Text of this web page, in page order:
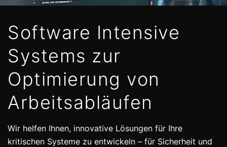
Software Intensive
Systems zur
Optimierung von
Arbeitsabläufen
Wir helfen Ihnen, innovative Lösungen für Ihre
kritischen Systeme zu entwickeln – für Sicherheit und